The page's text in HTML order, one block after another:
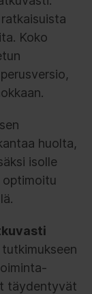
Koko
huolta,
isolle
optimoitu
täydentyvät